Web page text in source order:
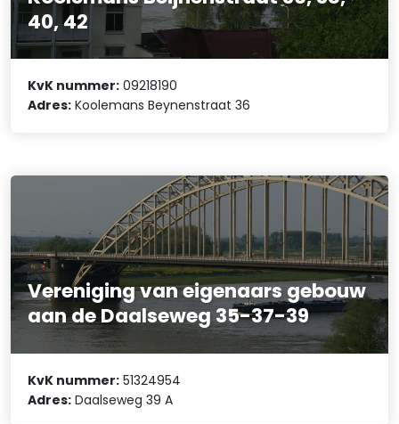
40, 42
KvK nummer: 09218190
Adres: Koolemans Beynenstraat 36
Vereniging van eigenaars gebouw
aan de Daalseweg 35-37-39
KvK nummer: 51324954
Adres: Daalseweg 39 A